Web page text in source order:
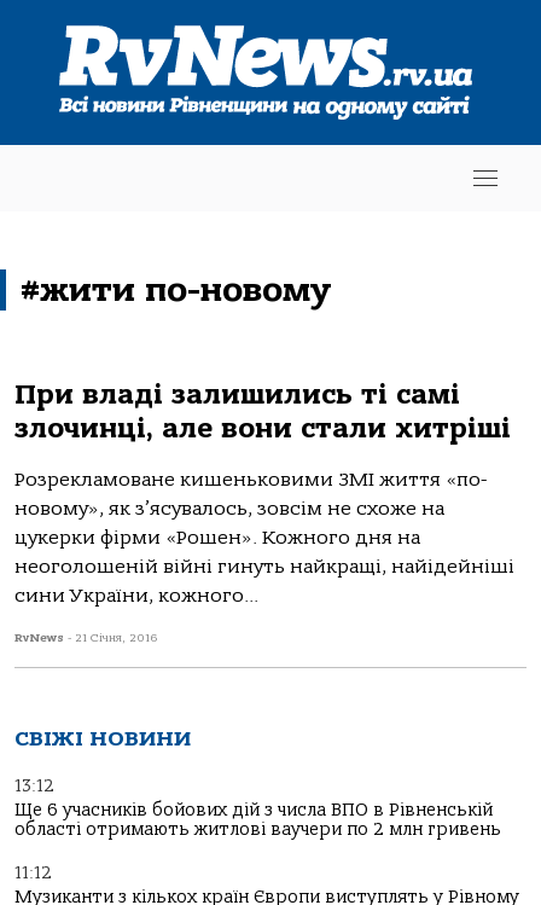
#жити по-новому
При владі залишились ті самі
злочинці, але вони стали хитріші
Розрекламоване кишеньковими ЗМІ життя «по-
новому», як з’ясувалось, зовсім не схоже на
цукерки фірми «Рошен». Кожного дня на
неоголошеній війні гинуть найкращі, найідейніші
сини України, кожного...
RvNews - 21 Січня, 2016
СВІЖІ НОВИНИ
13:12
Ще 6 учасників бойових дій з числа ВПО в Рівненській
області отримають житлові ваучери по 2 млн гривень
11:12
Музиканти з кількох країн Європи виступлять у Рівному